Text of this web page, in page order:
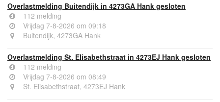
Overlastmelding Buitendijk in 4273GA Hank gesloten
112 melding
Vrijdag 7-8-2026 om 09:18
Buitendijk, 4273GA Hank
Overlastmelding St. Elisabethstraat in 4273EJ Hank gesloten
112 melding
Vrijdag 7-8-2026 om 08:49
St. Elisabethstraat, 4273EJ Hank